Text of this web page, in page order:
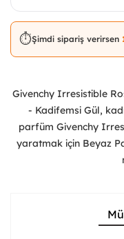
⏱️Şimdi sipariş verirsen
Givenchy Irresistible
- Kadifemsi Gül,
parfüm Givenchy
yaratmak için Beyaz